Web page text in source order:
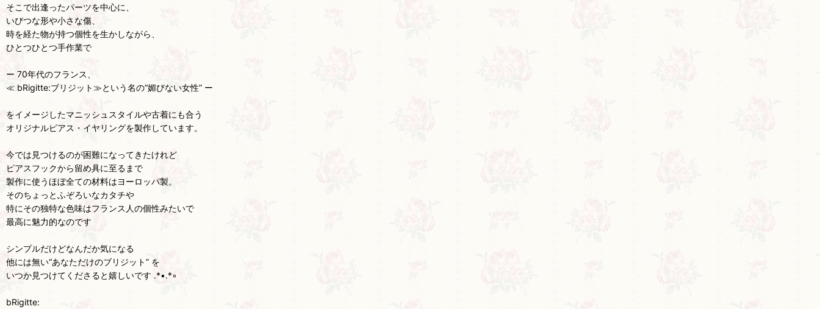
そこで出逢ったパーツを中心に、
いびつな形や小さな傷、
時を経た物が持つ個性を生かしながら、
ひとつひとつ手作業で
ー 70年代のフランス、
≪ bRigitte:ブリジット≫という名の“媚びない女性” ー
をイメージしたマニッシュスタイルや古着にも合う
オリジナルピアス・イヤリングを製作しています。
今では見つけるのが困難になってきたけれど
ピアスフックから留め具に至るまで
製作に使うほぼ全ての材料はヨーロッパ製。
そのちょっとふぞろいなカタチや
特にその独特な色味はフランス人の個性みたいで
最高に魅力的なのです
シンプルだけどなんだか気になる
他には無い“あなただけのブリジット” を
いつか見つけてくださると嬉しいです .*•.*◦
bRigitte: